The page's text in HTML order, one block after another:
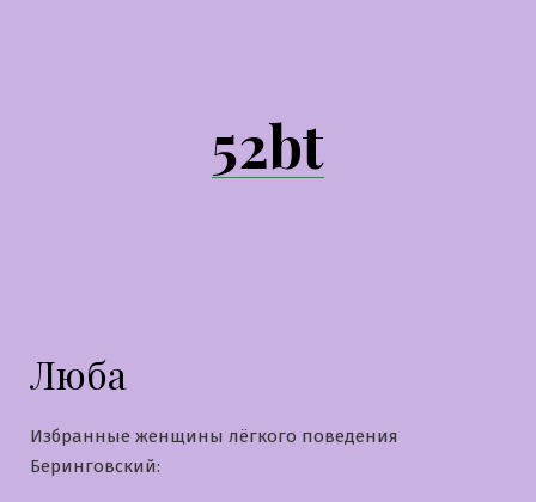
52bt
Люба
Избранные женщины лёгкого поведения
Беринговский: